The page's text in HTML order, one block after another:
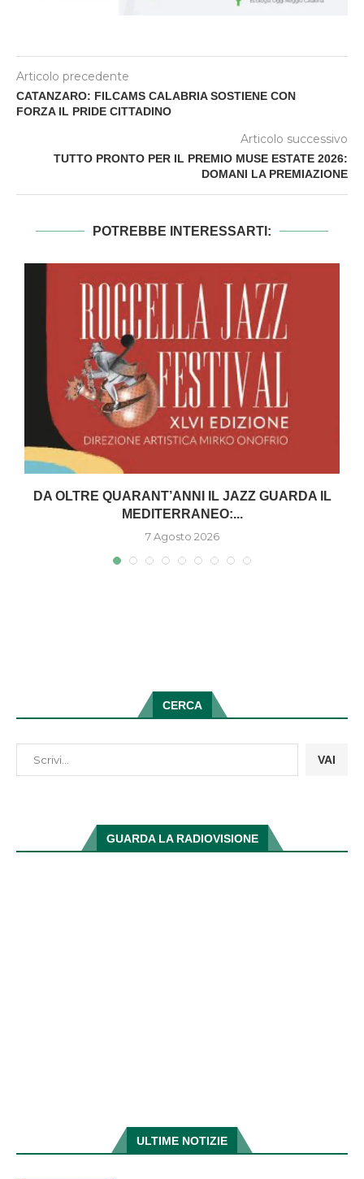
Articolo precedente
CATANZARO: FILCAMS CALABRIA SOSTIENE CON
FORZA IL PRIDE CITTADINO
Articolo successivo
TUTTO PRONTO PER IL PREMIO MUSE ESTATE 2026:
DOMANI LA PREMIAZIONE
POTREBBE INTERESSARTI:
DA OLTRE QUARANT’ANNI IL JAZZ GUARDA IL
MEDITERRANEO:...
7 Agosto 2026
CERCA
VAI
GUARDA LA RADIOVISIONE
ULTIME NOTIZIE